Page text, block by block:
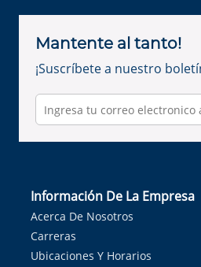
Mantente al tanto!
¡Suscríbete a nuestro
Información De La Empresa
Acerca De Nosotros
Carreras
Ubicaciones Y Horarios